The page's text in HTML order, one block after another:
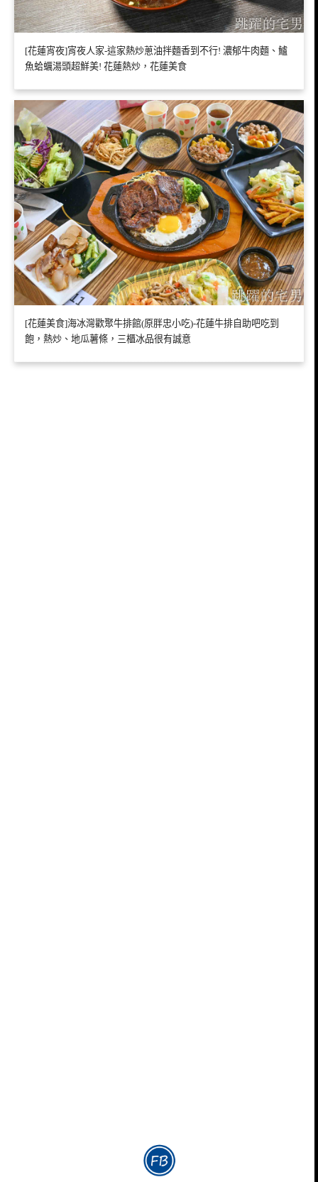
[花蓮宵夜]宵夜人家-這家熱炒蔥油拌麵香到不行! 濃郁牛肉麵、鱸
魚蛤蠣湯頭超鮮美! 花蓮熱炒，花蓮美食
[花蓮美食]海冰灣歡聚牛排館(原胖忠小吃)-花蓮牛排自助吧吃到
飽，熱炒、地瓜薯條，三櫃冰品很有誠意